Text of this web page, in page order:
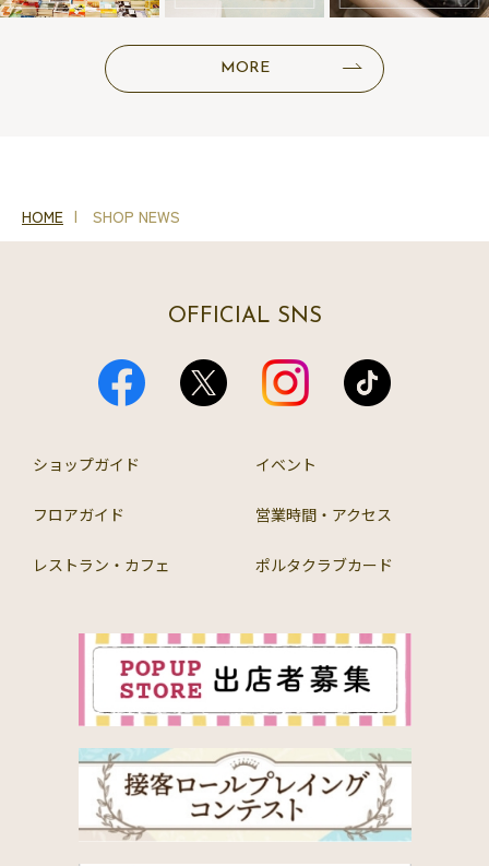
MORE
HOME SHOP NEWS
OFFICIAL SNS
ショップガイド イベント
フロアガイド 営業時間・アクセス
レストラン・カフェ ポルタクラブカード